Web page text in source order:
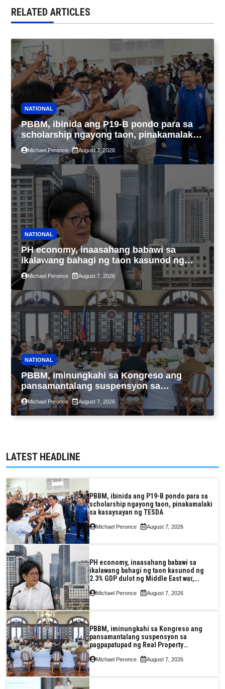
RELATED ARTICLES
NATIONAL
PBBM, ibinida ang P19-B pondo para sa
scholarship ngayong taon, pinakamalaki
sa kasaysayan ng TESDA
Michael Peronce August 7, 2026
NATIONAL
PH economy, inaasahang babawi sa
ikalawang bahagi ng taon kasunod ng
2.3% GDP dulot ng Middle East war,
pagkaantala ng public construction
Michael Peronce August 7, 2026
NATIONAL
PBBM, iminungkahi sa Kongreso ang
pansamantalang suspensyon sa
pagpapatupad ng Real Property Valuation
and Assessment Reform Act
Michael Peronce August 7, 2026
LATEST HEADLINE
PBBM, ibinida ang P19-B pondo para sa
scholarship ngayong taon, pinakamalaki
sa kasaysayan ng TESDA
Michael Peronce August 7, 2026
PH economy, inaasahang babawi sa
ikalawang bahagi ng taon kasunod ng
2.3% GDP dulot ng Middle East war,
pagkaantala ng public construction
Michael Peronce August 7, 2026
PBBM, iminungkahi sa Kongreso ang
pansamantalang suspensyon sa
pagpapatupad ng Real Property
Valuation and Assessment Reform Act
Michael Peronce August 7, 2026